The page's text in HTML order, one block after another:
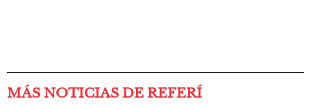
MÁS NOTICIAS DE REFERÍ